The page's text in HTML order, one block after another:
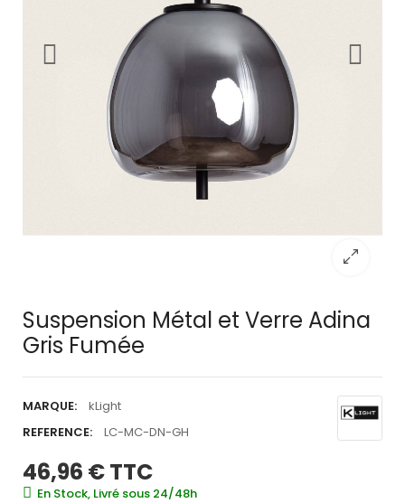
Suspension Métal et Verre Adina
Gris Fumée
MARQUE:
kLight
REFERENCE:
LC-MC-DN-GH
46,96 €TTC
En Stock, Livré sous 24/48h